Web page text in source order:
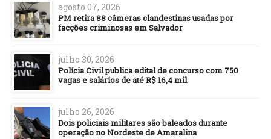
agosto 07, 2026
PM retira 88 câmeras clandestinas usadas por
facções criminosas em Salvador
julho 30, 2026
Polícia Civil publica edital de concurso com 750
vagas e salários de até R$ 16,4 mil
julho 26, 2026
Dois policiais militares são baleados durante
operação no Nordeste de Amaralina